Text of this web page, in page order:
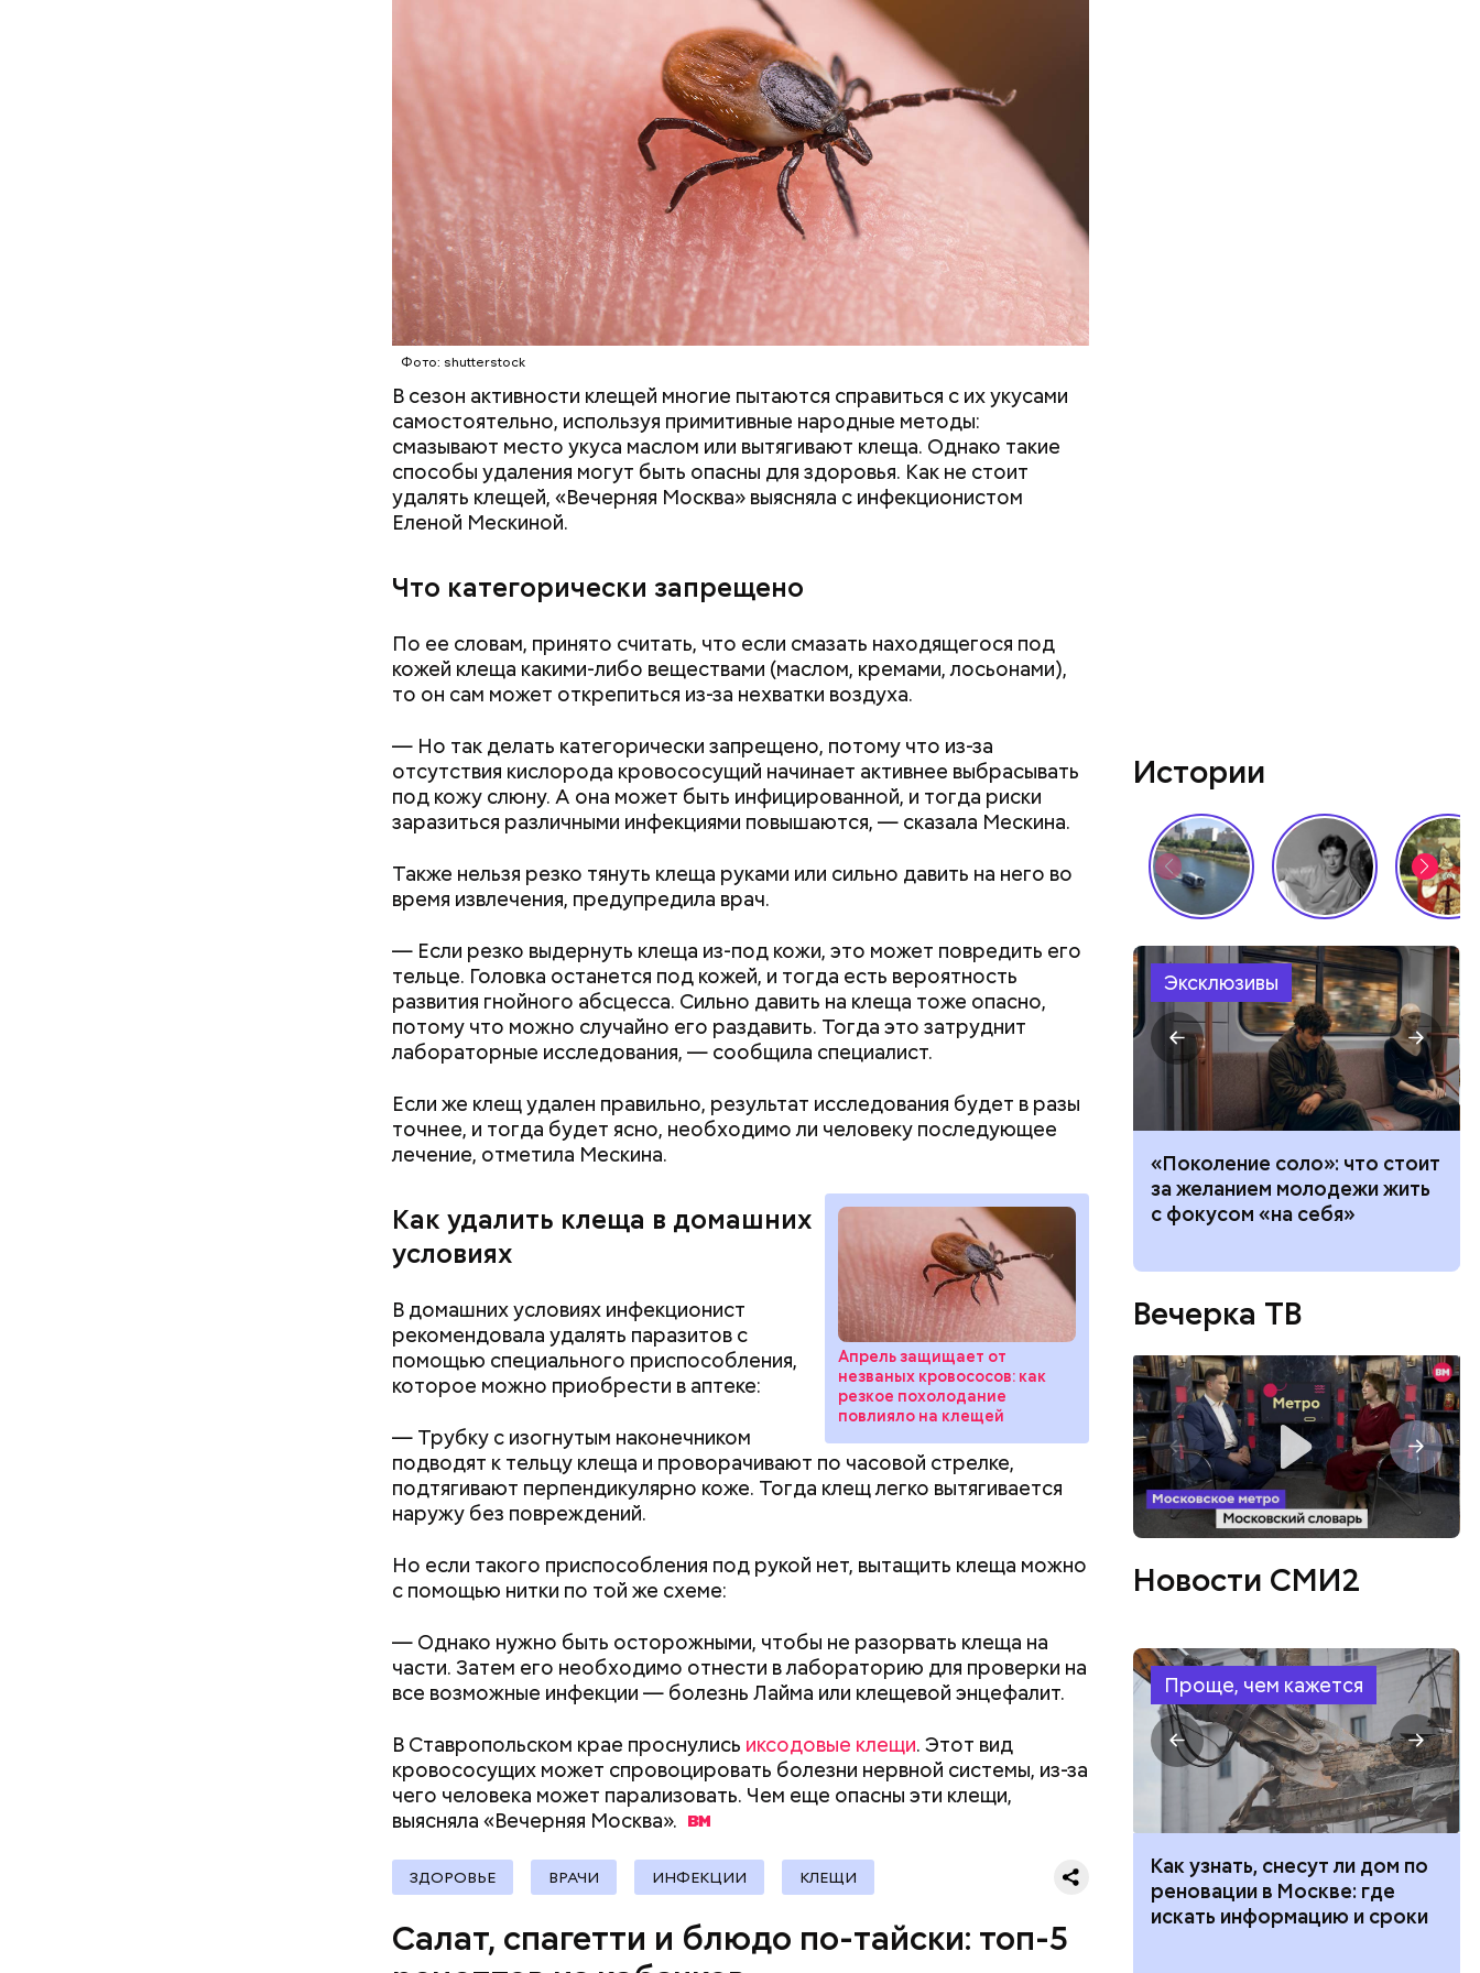
Фото: shutterstock
В сезон активности клещей многие пытаются справиться с их укусами
самостоятельно, используя примитивные народные методы:
смазывают место укуса маслом или вытягивают клеща. Однако такие
способы удаления могут быть опасны для здоровья. Как не стоит
удалять клещей, «Вечерняя Москва» выясняла с инфекционистом
Еленой Мескиной.
Что категорически запрещено
По ее словам, принято считать, что если смазать находящегося под
кожей клеща какими-либо веществами (маслом, кремами, лосьонами),
то он сам может открепиться из-за нехватки воздуха.
— Но так делать категорически запрещено, потому что из-за
отсутствия кислорода кровососущий начинает активнее выбрасывать
под кожу слюну. А она может быть инфицированной, и тогда риски
заразиться различными инфекциями повышаются, — сказала Мескина.
Также нельзя резко тянуть клеща руками или сильно давить на него во
время извлечения, предупредила врач.
— Если резко выдернуть клеща из-под кожи, это может повредить его
тельце. Головка останется под кожей, и тогда есть вероятность
развития гнойного абсцесса. Сильно давить на клеща тоже опасно,
потому что можно случайно его раздавить. Тогда это затруднит
лабораторные исследования, — сообщила специалист.
Если же клещ удален правильно, результат исследования будет в разы
точнее, и тогда будет ясно, необходимо ли человеку последующее
лечение, отметила Мескина.
Апрель защищает от
незваных кровососов: как
резкое похолодание
повлияло на клещей
Как удалить клеща в домашних
условиях
В домашних условиях инфекционист
рекомендовала удалять паразитов с
помощью специального приспособления,
которое можно приобрести в аптеке:
— Трубку с изогнутым наконечником
подводят к тельцу клеща и проворачивают по часовой стрелке,
подтягивают перпендикулярно коже. Тогда клещ легко вытягивается
наружу без повреждений.
Но если такого приспособления под рукой нет, вытащить клеща можно
с помощью нитки по той же схеме:
— Однако нужно быть осторожными, чтобы не разорвать клеща на
части. Затем его необходимо отнести в лабораторию для проверки на
все возможные инфекции — болезнь Лайма или клещевой энцефалит.
В Ставропольском крае проснулись иксодовые клещи. Этот вид
кровососущих может спровоцировать болезни нервной системы, из-за
чего человека может парализовать. Чем еще опасны эти клещи,
выясняла «Вечерняя Москва».
ЗДОРОВЬЕ ВРАЧИ ИНФЕКЦИИ КЛЕЩИ
Салат, спагетти и блюдо по-тайски: топ-5
кабачок;
петрушка;
чеснок;
оливковое масло;
соль.
сковороде. К ним добавляются зелень петрушки, чеснок, соль и
оливковое масло. Получается очень вкусно, — поделился рецептом
Спагетти из кабачков
Вред дыни
Фото: Shutterstock
Однако диетолог предупредила: не для всех дыня может быть
полезна. В первую очередь ее стоит есть с осторожностью людям:
с сахарным диабетом;
лишним весом.
А врач-эндокринолог Алексей Калинчев рассказал, что существует
творогом и сыром, пироги, омлет, запеканка. Щавеля там везде
используется немного, поэтому никакого вреда от него не будет. Чем
разнообразнее рацион питания человека, тем лучше. Потому что это
заверил специалист.
эндокринолога-диетолога Натальи Лазуренко,
Истории
Эксклюзивы
К концу августа станут
встрече со змеей и что
делать в случае укуса
простые техники, которые
помогут снизить тревогу
«Поколение соло»: что стоит
за желанием молодежи жить
с фокусом «на себя»
Вечерка ТВ
Новости СМИ2
Проще, чем кажется
Как поменять батареи дома и
не получить штраф
Как получить до 100 тысяч
рублей от государства при
претендовать и какие нужны
Как узнать, снесут ли дом по
реновации в Москве: где
искать информацию и сроки